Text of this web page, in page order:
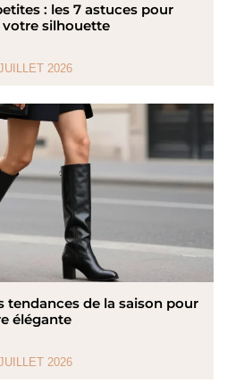
: les 7 astuces pour
silhouette
2026
tendances de la saison pour
élégante
2026